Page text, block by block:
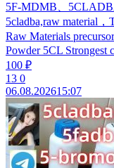
5F-MDMB、
5cladba,raw material，
Raw Materials
Powder 5CL Strongest
100 ₽
13 0
06.08.202615:07